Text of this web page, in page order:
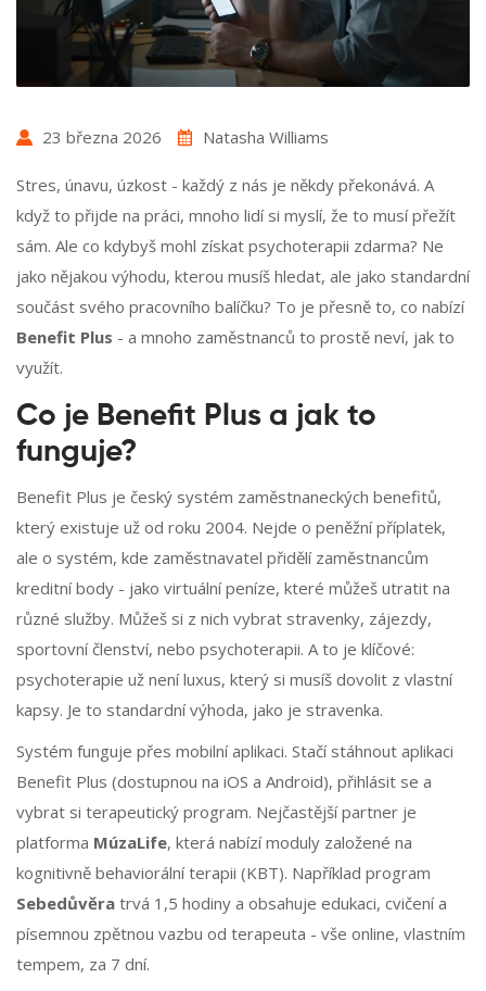
23 března 2026 Natasha Williams
Stres, únavu, úzkost - každý z nás je někdy překonává. A
když to přijde na práci, mnoho lidí si myslí, že to musí přežít
sám. Ale co kdybyš mohl získat psychoterapii zdarma? Ne
jako nějakou výhodu, kterou musíš hledat, ale jako standardní
součást svého pracovního balíčku? To je přesně to, co nabízí
Benefit Plus - a mnoho zaměstnanců to prostě neví, jak to
využít.
Co je Benefit Plus a jak to
funguje?
Benefit Plus je český systém zaměstnaneckých benefitů,
který existuje už od roku 2004. Nejde o peněžní příplatek,
ale o systém, kde zaměstnavatel přidělí zaměstnancům
kreditní body - jako virtuální peníze, které můžeš utratit na
různé služby. Můžeš si z nich vybrat stravenky, zájezdy,
sportovní členství, nebo psychoterapii. A to je klíčové:
psychoterapie už není luxus, který si musíš dovolit z vlastní
kapsy. Je to standardní výhoda, jako je stravenka.
Systém funguje přes mobilní aplikaci. Stačí stáhnout aplikaci
Benefit Plus (dostupnou na iOS a Android), přihlásit se a
vybrat si terapeutický program. Nejčastější partner je
platforma MúzaLife, která nabízí moduly založené na
kognitivně behaviorální terapii (KBT). Například program
Sebedůvěra trvá 1,5 hodiny a obsahuje edukaci, cvičení a
písemnou zpětnou vazbu od terapeuta - vše online, vlastním
tempem, za 7 dní.